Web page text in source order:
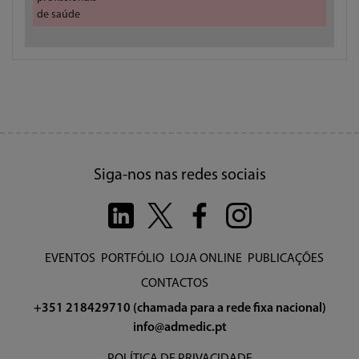
de saúde
Siga-nos nas redes sociais
EVENTOS PORTFÓLIO LOJA ONLINE PUBLICAÇÕES
CONTACTOS
+351 218429710 (chamada para a rede fixa nacional)
info@admedic.pt